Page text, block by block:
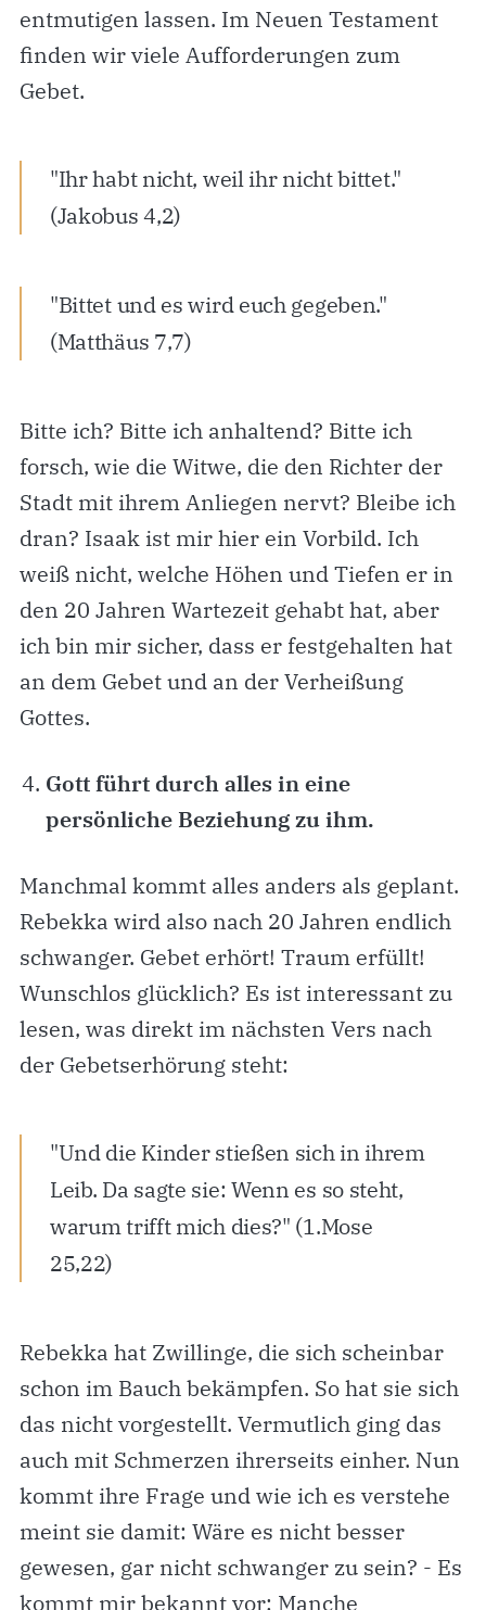
entmutigen lassen. Im Neuen Testament
finden wir viele Aufforderungen zum
Gebet.
"Ihr habt nicht, weil ihr nicht bittet."
(Jakobus 4,2)
"Bittet und es wird euch gegeben."
(Matthäus 7,7)
Bitte ich? Bitte ich anhaltend? Bitte ich
forsch, wie die Witwe, die den Richter der
Stadt mit ihrem Anliegen nervt? Bleibe ich
dran? Isaak ist mir hier ein Vorbild. Ich
weiß nicht, welche Höhen und Tiefen er in
den 20 Jahren Wartezeit gehabt hat, aber
ich bin mir sicher, dass er festgehalten hat
an dem Gebet und an der Verheißung
Gottes.
Gott führt durch alles in eine
persönliche Beziehung zu ihm.
Manchmal kommt alles anders als geplant.
Rebekka wird also nach 20 Jahren endlich
schwanger. Gebet erhört! Traum erfüllt!
Wunschlos glücklich? Es ist interessant zu
lesen, was direkt im nächsten Vers nach
der Gebetserhörung steht:
"Und die Kinder stießen sich in ihrem
Leib. Da sagte sie: Wenn es so steht,
warum trifft mich dies?" (1.Mose
25,22)
Rebekka hat Zwillinge, die sich scheinbar
schon im Bauch bekämpfen. So hat sie sich
das nicht vorgestellt. Vermutlich ging das
auch mit Schmerzen ihrerseits einher. Nun
kommt ihre Frage und wie ich es verstehe
meint sie damit: Wäre es nicht besser
gewesen, gar nicht schwanger zu sein? - Es
kommt mir bekannt vor: Manche